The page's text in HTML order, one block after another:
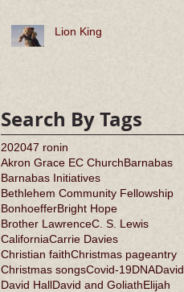
Lion King
Search By Tags
202047 ronin
Akron Grace EC ChurchBarnabas
Barnabas Initiatives
Bethlehem Community Fellowship
BonhoefferBright Hope
Brother LawrenceC. S. Lewis
CaliforniaCarrie Davies
Christian faithChristmas pageantry
Christmas songsCovid-19DNADavid
David HallDavid and GoliathElijah